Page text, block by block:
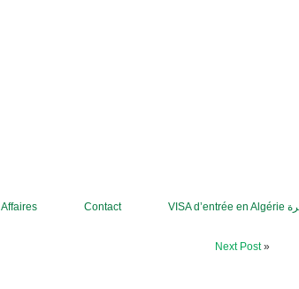
Affaires Contact
Next Post»